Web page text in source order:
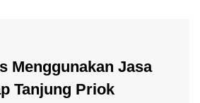
Menggunakan Jasa
Tanjung Priok